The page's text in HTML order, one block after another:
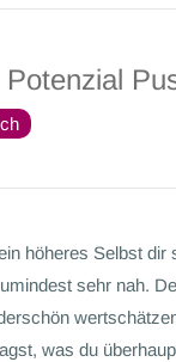
höheres Selbst
sehr nah.
was du